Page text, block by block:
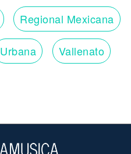
Regional Mexicana
Urbana Vallenato